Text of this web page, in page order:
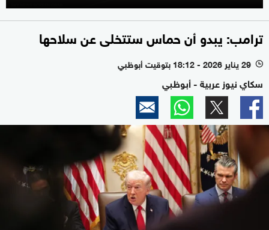
ترامب: يبدو أن حماس ستتخلى عن سلاحها
l 29 يناير 2026 - 18:12 بتوقيت أبوظبي
سكاي نيوز عربية - أبوظبي